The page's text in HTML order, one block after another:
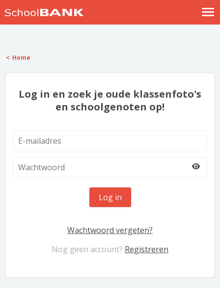
Help
Home
Log in en zoek je oude klassenfoto's
en schoolgenoten op!
Log in
Wachtwoord vergeten?
Nog geen account? Registreren